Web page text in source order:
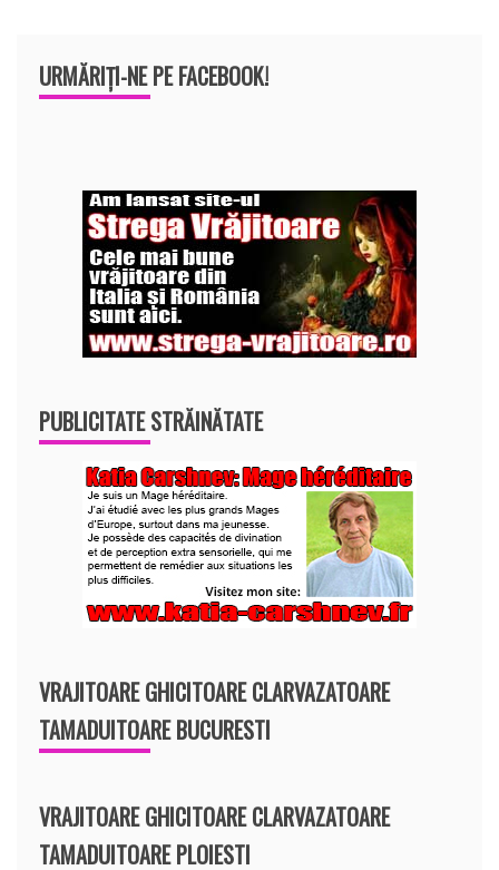
URMĂRIȚI-NE PE FACEBOOK!
PUBLICITATE STRĂINĂTATE
VRAJITOARE GHICITOARE CLARVAZATOARE
TAMADUITOARE BUCURESTI
VRAJITOARE GHICITOARE CLARVAZATOARE
TAMADUITOARE PLOIESTI